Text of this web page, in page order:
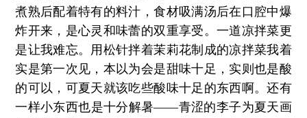
煮熟后配着特有的料汁，食材吸满汤后在口腔中爆
炸开来，是心灵和味蕾的双重享受。一道凉拌菜更
是让我难忘。用松针拌着茉莉花制成的凉拌菜我着
实是第一次见，本以为会是甜味十足，实则也是酸
的可以，可夏天就该吃些酸味十足的东西啊。还有
一样小东西也是十分解暑——青涩的李子为夏天画